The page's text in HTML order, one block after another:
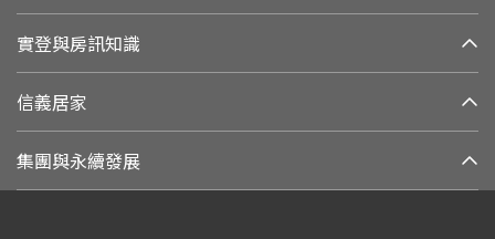
實登與房訊知識
信義居家
集團與永續發展